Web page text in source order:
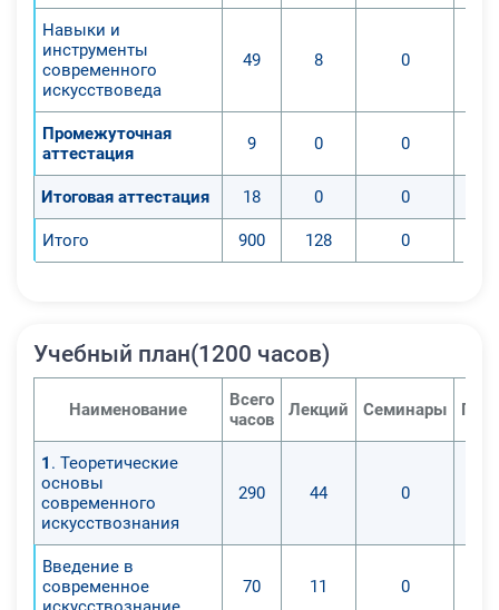
Навыки и
инструменты
современного
искусствоведа
49 8 0
Промежуточная
аттестация
9 0 0
Итоговая аттестация 18 0 0
Итого 900 128 0
Учебный план(1200 часов)
Наименование
Всего
часов
Лекций Семинары
1 . Теоретические
основы
современного
искусствознания
290 44 0
Введение в
современное
70 11 0